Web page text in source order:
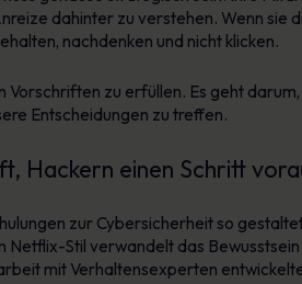
dahinter zu verstehen. Wenn sie
nachdenken und nicht klicken.
Vorschriften zu erfüllen. Es geht
Entscheidungen zu treffen.
Hackern einen Schritt
zur Cybersicherheit so
Netflix-Stil verwandelt das
mit Verhaltensexperten